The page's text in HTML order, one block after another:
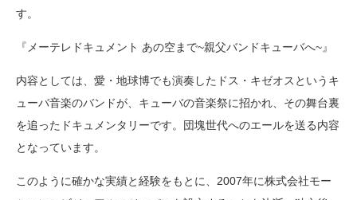
す。
『メーテレドキュメント あの空まで~親父バンドキューバへ~』
内容としては、愛・地球博でも演奏したドス・キゼオスというキ
ューバ音楽のバンドが、キューバの音楽祭に招かれ、その舞台裏
を追ったドキュメンタリーです。団塊世代へのエールを送る内容
となっています。
このように確かな実績と経験をもとに、2007年に株式会社モー